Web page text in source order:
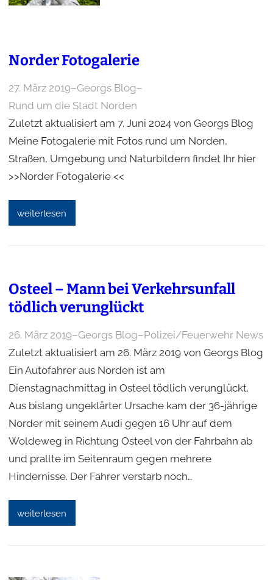
Norder Fotogalerie
27. März 2019–Georgs Blog–
Rund um die Stadt Norden
Zuletzt aktualisiert am 7. Juni 2024 von Georgs Blog
Meine Fotogalerie mit Fotos rund um Norden,
Straßen, Umgebung und Naturbildern findet Ihr hier
>>Norder Fotogalerie <<
weiterlesen
Osteel – Mann bei Verkehrsunfall
tödlich verunglückt
26. März 2019–Georgs Blog–Polizei/Feuerwehr News
Zuletzt aktualisiert am 26. März 2019 von Georgs Blog
Ein Autofahrer aus Norden ist am
Dienstagnachmittag in Osteel tödlich verunglückt.
Aus bislang ungeklärter Ursache kam der 36-jährige
Norder mit seinem Audi gegen 16 Uhr auf dem
Woldeweg in Richtung Osteel von der Fahrbahn ab
und prallte im Seitenraum gegen mehrere
Hindernisse. Der Fahrer verstarb noch…
weiterlesen